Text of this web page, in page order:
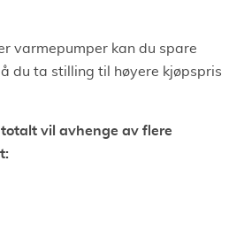
varmepumper kan du spare
du ta stilling til høyere kjøpspris
vil avhenge av flere